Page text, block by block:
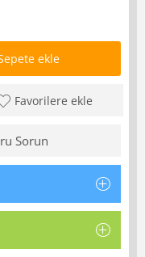
ekle
Favorilere ekle
Sorun